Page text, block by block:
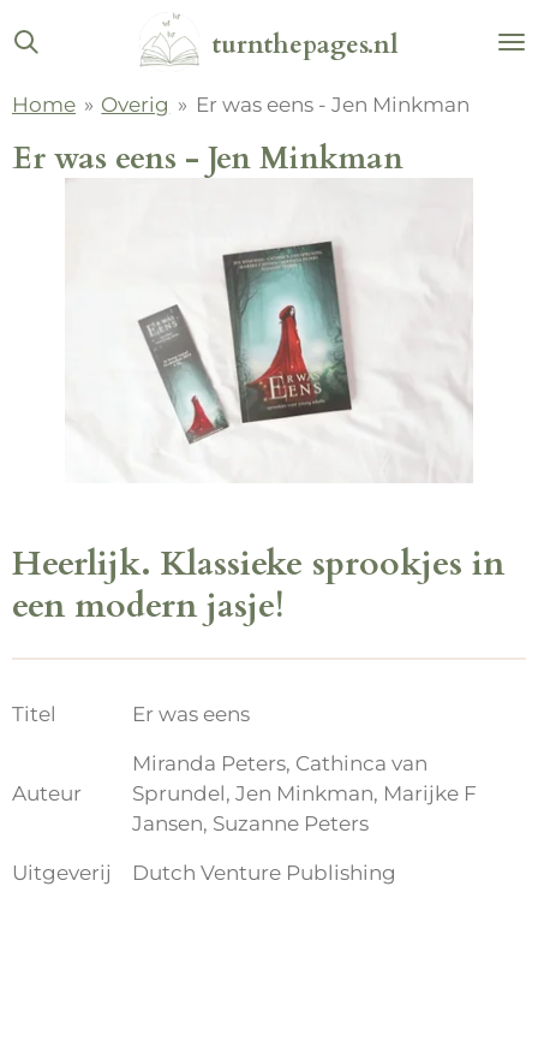
Ga
direct
de
hoofdinhoud
turnthepages.nl
Home » Overig » Er was eens - Jen Minkman
Er was eens - Jen Minkman
Heerlijk. Klassieke sprookjes in
een modern jasje!
Titel Er was eens
Auteur
Miranda Peters, Cathinca van
Sprundel, Jen Minkman, Marijke F
Jansen, Suzanne Peters
Uitgeverij Dutch Venture Publishing